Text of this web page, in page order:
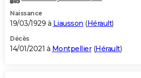
Naissance
19/03/1929 à Liausson (Hérault)
Décès
14/01/2021 à Montpellier(Hérault)